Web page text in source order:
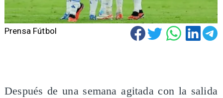
Prensa Fútbol
​Después de una semana agitada con la salida